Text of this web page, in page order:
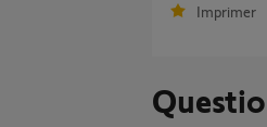
Imprimer